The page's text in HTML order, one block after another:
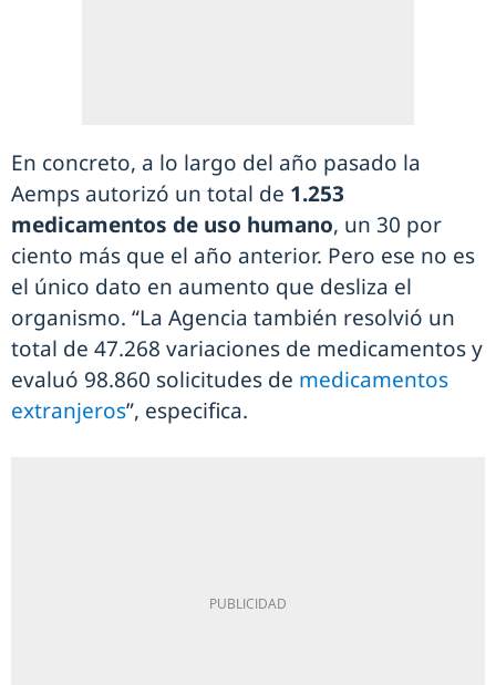
En concreto, a lo largo del año pasado la
Aemps autorizó un total de 1.253
medicamentos de uso humano, un 30 por
ciento más que el año anterior. Pero ese no es
el único dato en aumento que desliza el
organismo. “La Agencia también resolvió un
total de 47.268 variaciones de medicamentos y
evaluó 98.860 solicitudes de medicamentos
extranjeros”, especifica.